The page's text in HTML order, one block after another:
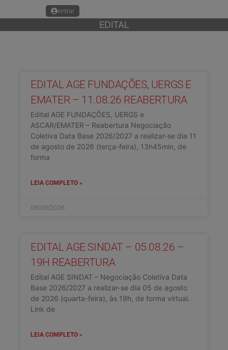
entrar
EDITAL
EDITAL AGE FUNDAÇÕES, UERGS E
EMATER – 11.08.26 REABERTURA
Edital AGE FUNDAÇÕES, UERGS e
ASCAR/EMATER – Reabertura Negociação
Coletiva Data Base 2026/2027 a realizar-se dia 11
de agosto de 2026 (terça-feira), 13h45min, de
forma
LEIA COMPLETO »
06/08/2026
EDITAL AGE SINDAT – 05.08.26 –
19H REABERTURA
Edital AGE SINDAT – Negociação Coletiva Data
Base 2026/2027 a realizar-se dia 05 de agosto
de 2026 (quarta-feira), às 19h, de forma virtual.
Link de
LEIA COMPLETO »